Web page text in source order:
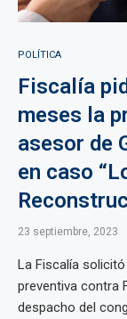
POLÍTICA
Fiscalía
meses la
asesor de
en caso
23 septiembre, 2023
La Fiscalía
preventiva contra
despacho del